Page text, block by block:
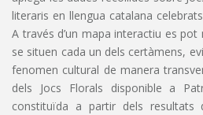
literaris en llengua catalana
A través d’un mapa interactiu es
se situen cada un dels certàmens,
fenomen cultural de manera
dels Jocs Florals disponible a
constituïda a partir dels resultats